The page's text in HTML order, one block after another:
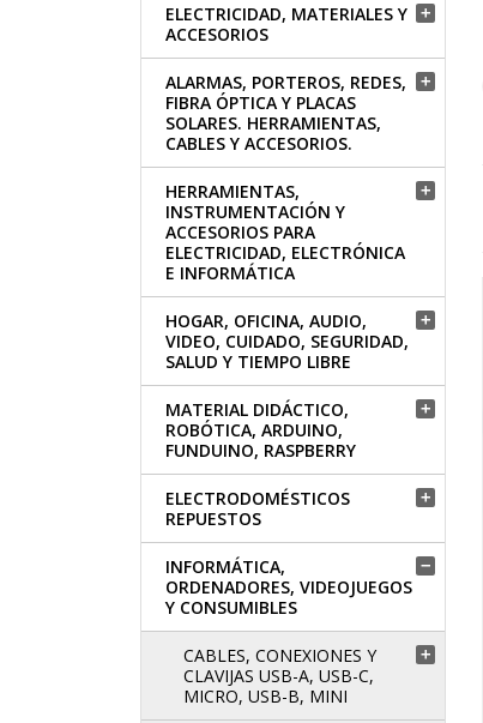
ELECTRICIDAD, MATERIALES Y
ACCESORIOS

ALARMAS, PORTEROS, REDES,
FIBRA ÓPTICA Y PLACAS
SOLARES. HERRAMIENTAS,
CABLES Y ACCESORIOS.

HERRAMIENTAS,
INSTRUMENTACIÓN Y
ACCESORIOS PARA
ELECTRICIDAD, ELECTRÓNICA
E INFORMÁTICA

HOGAR, OFICINA, AUDIO,
VIDEO, CUIDADO, SEGURIDAD,
SALUD Y TIEMPO LIBRE

MATERIAL DIDÁCTICO,
ROBÓTICA, ARDUINO,
FUNDUINO, RASPBERRY

ELECTRODOMÉSTICOS
REPUESTOS

INFORMÁTICA,
ORDENADORES, VIDEOJUEGOS
Y CONSUMIBLES

CABLES, CONEXIONES Y
CLAVIJAS USB-A, USB-C,
MICRO, USB-B, MINI
